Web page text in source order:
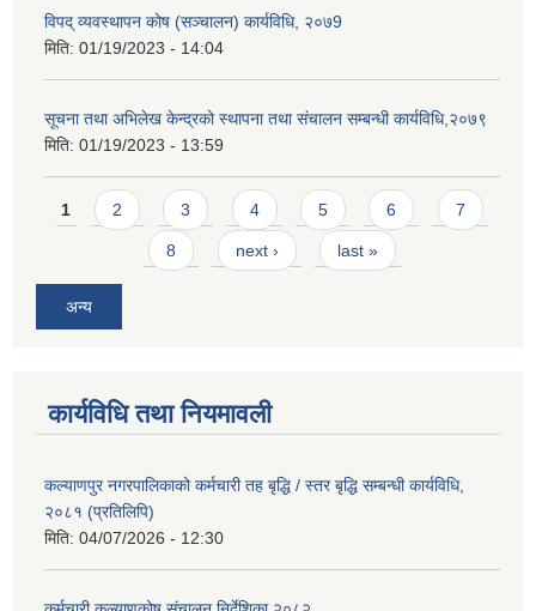
विपद् व्यवस्थापन कोष (सञ्चालन) कार्यविधि, २०७9
मिति: 01/19/2023 - 14:04
सूचना तथा अभिलेख केन्द्रको स्थापना तथा संचालन सम्बन्धी कार्यविधि,२०७९
मिति: 01/19/2023 - 13:59
Pages
1 2 3 4 5 6 7
8 next › last »
अन्य
कार्यविधि तथा नियमावली
कल्याणपुर नगरपालिकाको कर्मचारी तह बृद्धि / स्तर बृद्धि सम्बन्धी कार्यविधि,
२०८१ (प्रतिलिपि)
मिति: 04/07/2026 - 12:30